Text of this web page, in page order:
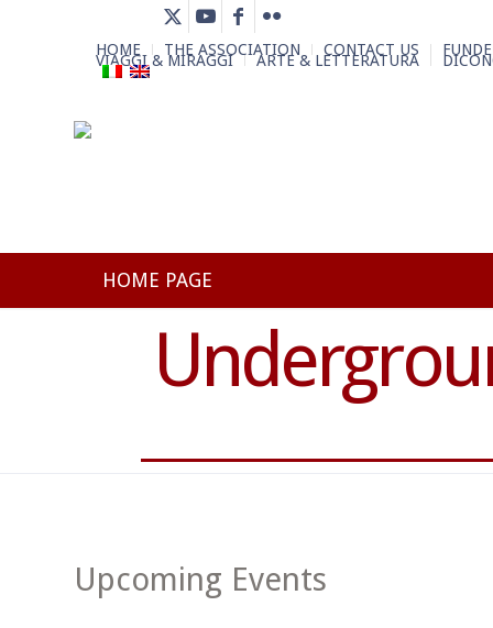
HOME THE ASSOCIATION CONTACT US
VIAGGI & MIRAGGI ARTE & LETTERATURA
HOME PAGE
Upcoming Events